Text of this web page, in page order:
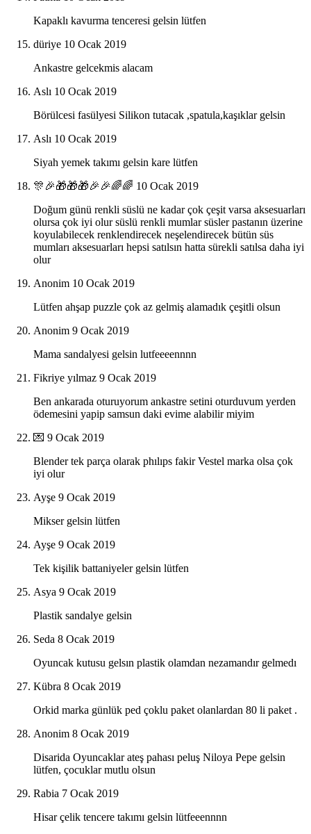
Kapaklı kavurma tenceresi gelsin lütfen
düriye 10 Ocak 2019
Ankastre gelcekmis alacam
Aslı 10 Ocak 2019
Börülcesi fasülyesi Silikon tutacak ,spatula,kaşıklar gelsin
Aslı 10 Ocak 2019
Siyah yemek takımı gelsin kare lütfen
🎊🎉🎁🎁🎁🎉🎉🌈🌈 10 Ocak 2019
Doğum günü renkli süslü ne kadar çok çeşit varsa aksesuarları
olursa çok iyi olur süslü renkli mumlar süsler pastanın üzerine
koyulabilecek renklendirecek neşelendirecek bütün süs
mumları aksesuarları hepsi satılsın hatta sürekli satılsa daha iyi
olur
Anonim 10 Ocak 2019
Lütfen ahşap puzzle çok az gelmiş alamadık çeşitli olsun
Anonim 9 Ocak 2019
Mama sandalyesi gelsin lutfeeeennnn
Fikriye yılmaz 9 Ocak 2019
Ben ankarada oturuyorum ankastre setini oturduvum yerden
ödemesini yapip samsun daki evime alabilir miyim
💌 9 Ocak 2019
Blender tek parça olarak phılıps fakir Vestel marka olsa çok
iyi olur
Ayşe 9 Ocak 2019
Mikser gelsin lütfen
Ayşe 9 Ocak 2019
Tek kişilik battaniyeler gelsin lütfen
Asya 9 Ocak 2019
Plastik sandalye gelsin
Seda 8 Ocak 2019
Oyuncak kutusu gelsın plastik olamdan nezamandır gelmedı
Kübra 8 Ocak 2019
Orkid marka günlük ped çoklu paket olanlardan 80 li paket .
Anonim 8 Ocak 2019
Disarida Oyuncaklar ateş pahası peluş Niloya Pepe gelsin
lütfen, çocuklar mutlu olsun
Rabia 7 Ocak 2019
Hisar çelik tencere takımı gelsin lütfeeennnn